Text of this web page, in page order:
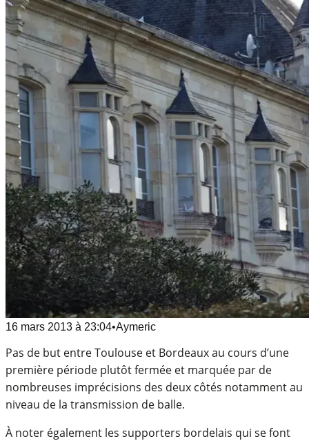
16 mars 2013 à 23:04•Aymeric
Pas de but entre Toulouse et Bordeaux au cours d’une
première période plutôt fermée et marquée par de
nombreuses imprécisions des deux côtés notamment au
niveau de la transmission de balle.
À noter également les supporters bordelais qui se font